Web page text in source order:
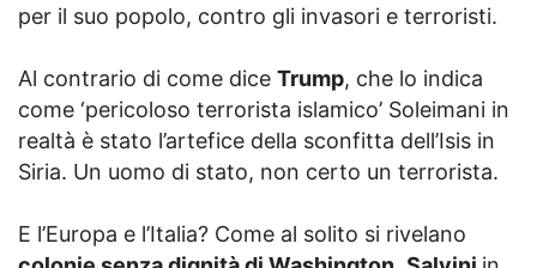
per il suo popolo, contro gli invasori e terroristi.
Al contrario di come dice Trump, che lo indica
come ‘pericoloso terrorista islamico’ Soleimani in
realtà è stato l’artefice della sconfitta dell’Isis in
Siria. Un uomo di stato, non certo un terrorista.
E l’Europa e l’Italia? Come al solito si rivelano